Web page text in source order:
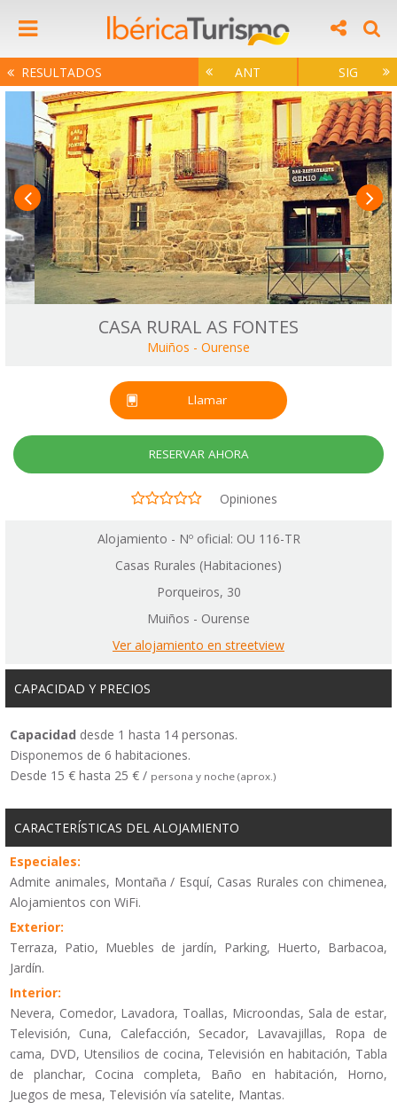
RESULTADOS ANT SIG
CASA RURAL AS FONTES
Muiños - Ourense
Llamar
RESERVAR AHORA
Opiniones
Alojamiento - Nº oficial: OU 116-TR
Casas Rurales (Habitaciones)
Porqueiros, 30
Muiños - Ourense
Ver alojamiento en streetview
CAPACIDAD Y PRECIOS
Capacidad desde 1 hasta 14 personas.
Disponemos de 6 habitaciones.
Desde 15 € hasta 25 € / persona y noche (aprox.)
CARACTERÍSTICAS DEL ALOJAMIENTO
Especiales:
Admite animales, Montaña / Esquí, Casas Rurales con chimenea,
Alojamientos con WiFi.
Exterior:
Terraza, Patio, Muebles de jardín, Parking, Huerto, Barbacoa,
Jardín.
Interior:
Nevera, Comedor, Lavadora, Toallas, Microondas, Sala de estar,
Televisión, Cuna, Calefacción, Secador, Lavavajillas, Ropa de
cama, DVD, Utensilios de cocina, Televisión en habitación, Tabla
de planchar, Cocina completa, Baño en habitación, Horno,
Juegos de mesa, Televisión vía satelite, Mantas.